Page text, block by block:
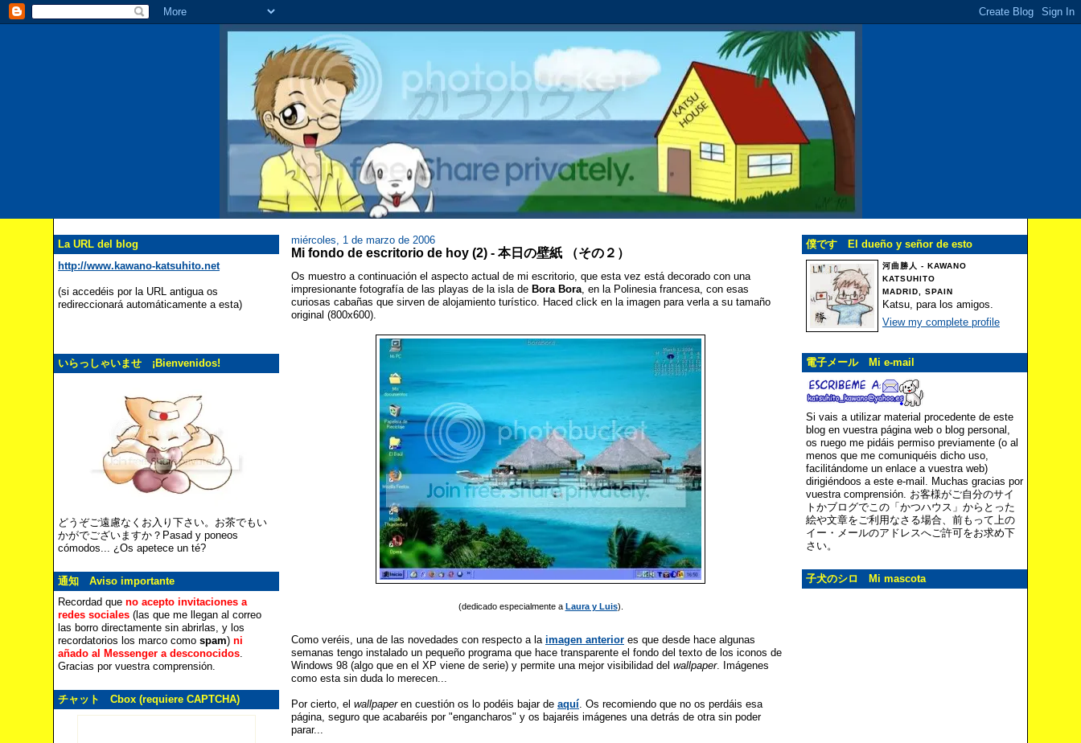
La URL del blog
http://www.kawano-katsuhito.net
(si accedéis por la URL antigua os
redireccionará automáticamente a esta)
いらっしゃいませ ¡Bienvenidos!
どうぞご遠慮なくお入り下さい。お茶でもい
かがでございますか？Pasad y poneos
cómodos... ¿Os apetece un té?
通知 Aviso importante
Recordad que no acepto invitaciones a
redes sociales (las que me llegan al correo
las borro directamente sin abrirlas, y los
recordatorios los marco como spam) ni
añado al Messenger a desconocidos.
Gracias por vuestra comprensión.
チャット Cbox (requiere CAPTCHA)
miércoles, 1 de marzo de 2006
Mi fondo de escritorio de hoy (2) - 本日の壁紙 （その２）
Os muestro a continuación el aspecto actual de mi escritorio, que esta vez está decorado con una
impresionante fotografía de las playas de la isla de Bora Bora, en la Polinesia francesa, con esas
curiosas cabañas que sirven de alojamiento turístico. Haced click en la imagen para verla a su tamaño
original (800x600).
(dedicado especialmente a Laura y Luis).
Como veréis, una de las novedades con respecto a la imagen anterior es que desde hace algunas
semanas tengo instalado un pequeño programa que hace transparente el fondo del texto de los iconos de
Windows 98 (algo que en el XP viene de serie) y permite una mejor visibilidad del wallpaper. Imágenes
como esta sin duda lo merecen...
Por cierto, el wallpaper en cuestión os lo podéis bajar de aquí . Os recomiendo que no os perdáis esa
página, seguro que acabaréis por "engancharos" y os bajaréis imágenes una detrás de otra sin poder
parar...
僕です El dueño y señor de esto
河曲勝人 - KAWANO
KATSUHITO
MADRID, SPAIN
Katsu, para los amigos.
View my complete profile
電子メール Mi e-mail
Si vais a utilizar material procedente de este
blog en vuestra página web o blog personal,
os ruego me pidáis permiso previamente (o al
menos que me comuniquéis dicho uso,
facilitándome un enlace a vuestra web)
dirigiéndoos a este e-mail. Muchas gracias por
vuestra comprensión. お客様がご自分のサイ
トかブログでこの「かつハウス」からとった
絵や文章をご利用なさる場合、前もって上の
イー・メールのアドレスへご許可をお求め下
さい。
子犬のシロ Mi mascota